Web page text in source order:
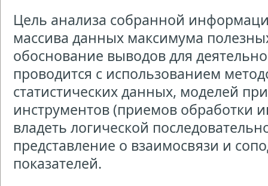
Цель анализа собранной
массива данных максимума
обоснование выводов для
проводится с использованием
статистических данных, моделей
инструментов (приемов обработки
владеть логической
представление о взаимосвязи и
показателей.